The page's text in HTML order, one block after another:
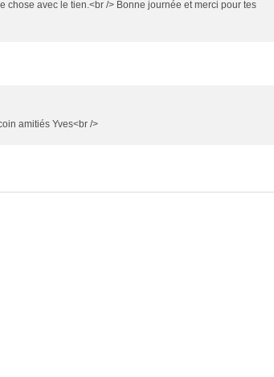
chose avec le tien.<br /> Bonne journée et merci pour tes
amitiés Yves<br />